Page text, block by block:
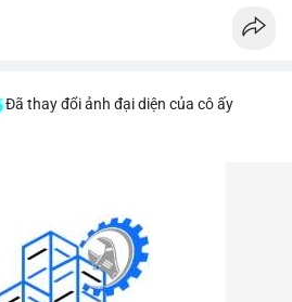
Đã thay đổi ảnh đại diện của cô ấy